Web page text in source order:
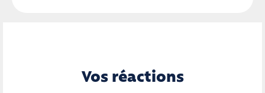
Vos réactions